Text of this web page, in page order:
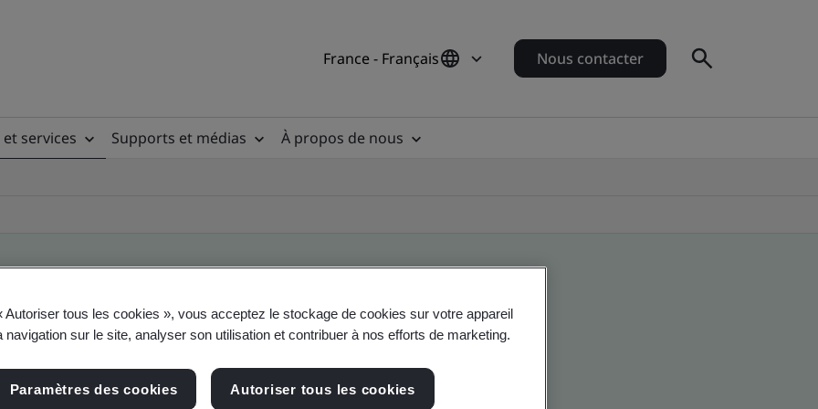
France - Français Nous contacter
services Supports et médias
À propos de nous
- Validation and Verification
Autoriser tous les cookies », vous acceptez le stockage de cookies sur votre appareil
navigation sur le site, analyser son utilisation et contribuer à nos efforts de marketing.
Paramètres des cookies Autoriser tous les cookies